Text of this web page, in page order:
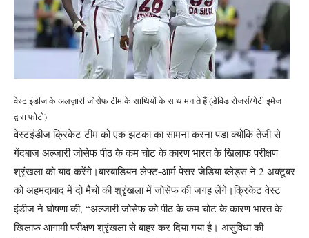
वेस्ट इंडीज के अलज़ारी जोसेफ टीम के साथियों के साथ मनाते हैं (डेविड रोजर्स/गेटी इमेज
द्वारा फोटो)
वेस्टइंडीज क्रिकेट टीम को एक झटका का सामना करना पड़ा क्योंकि तेजी से
गेंदबाज अल्ज़ारी जोसेफ पीठ के कम चोट के कारण भारत के खिलाफ परीक्षण
श्रृंखला को याद करेंगे।बारबाडियन लेफ्ट-आर्म पेसर जेडिया ब्लेड्स ने 2 अक्टूबर
को अहमदाबाद में दो मैचों की श्रृंखला में जोसेफ की जगह लेंगे।क्रिकेट वेस्ट
इंडीज ने घोषणा की, “अल्जारी जोसेफ को पीठ के कम चोट के कारण भारत के
खिलाफ आगामी परीक्षण श्रृंखला से बाहर कर दिया गया है। असुविधा की